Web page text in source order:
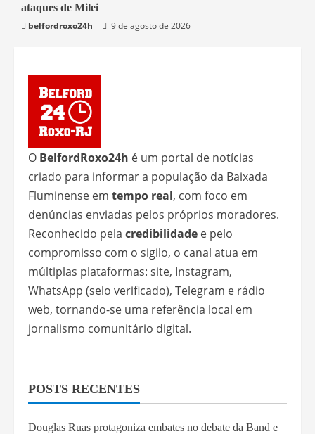
Mundo
ataques de Milei
belfordroxo24h
9 de agosto de 2026
O BelfordRoxo24h é um portal de notícias
criado para informar a população da Baixada
Fluminense em tempo real, com foco em
denúncias enviadas pelos próprios moradores.
Reconhecido pela credibilidade e pelo
compromisso com o sigilo, o canal atua em
múltiplas plataformas: site, Instagram,
WhatsApp (selo verificado), Telegram e rádio
web, tornando-se uma referência local em
jornalismo comunitário digital.
POSTS RECENTES
Douglas Ruas protagoniza embates no debate da Band e